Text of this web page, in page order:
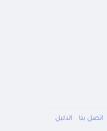
اتصل بنا الدليل